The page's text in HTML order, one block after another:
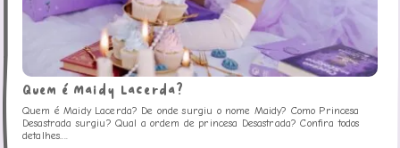
Quem é Maidy Lacerda?
Quem é Maidy Lacerda? De onde surgiu o nome Maidy? Como Princesa
Desastrada surgiu? Qual a ordem de princesa Desastrada? Confira todos
detalhes....